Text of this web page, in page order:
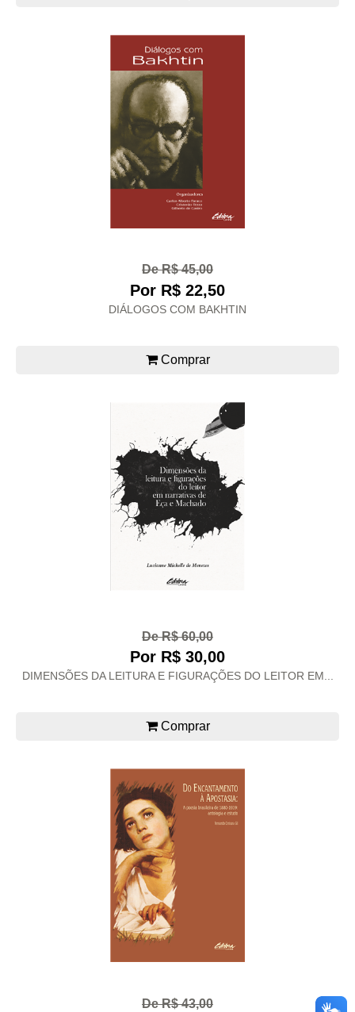
De R$ 45,00
Por R$ 22,50
DIÁLOGOS COM BAKHTIN
Comprar
De R$ 60,00
Por R$ 30,00
DIMENSÕES DA LEITURA E FIGURAÇÕES DO LEITOR EM...
Comprar
De R$ 43,00